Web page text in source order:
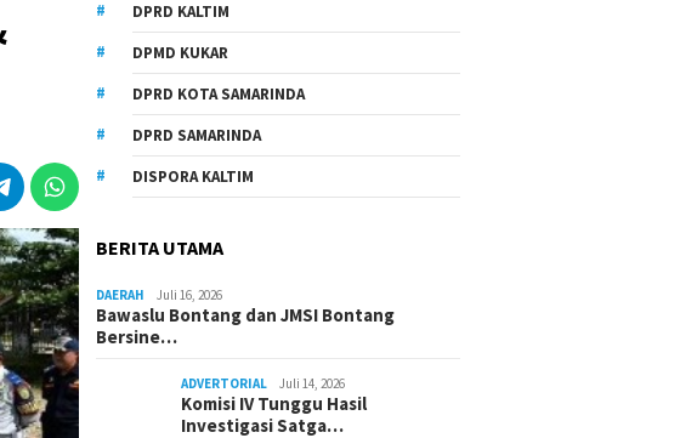
DPRD KALTIM
DPMD KUKAR
DPRD KOTA SAMARINDA
DPRD SAMARINDA
DISPORA KALTIM
BERITA UTAMA
DAERAH Juli 16, 2026
Bawaslu Bontang dan JMSI Bontang
Bersine…
ADVERTORIAL Juli 14, 2026
Komisi IV Tunggu Hasil
Investigasi Satga…